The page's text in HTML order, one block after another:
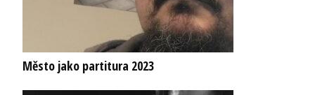
Město jako partitura 2023